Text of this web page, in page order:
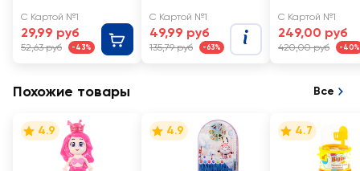
BB258
С Картой №1
29,99 руб
52,63 руб -43%
С Картой №1
49,99 руб
135,79 руб -63%
С Картой №1
249,00 руб
420,00 руб -40%
Похожие товары Все
4.9 4.9 4.7